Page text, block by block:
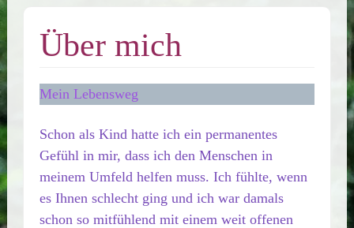
Über mich
Mein Lebensweg
Schon als Kind hatte ich ein permanentes
Gefühl in mir, dass ich den Menschen in
meinem Umfeld helfen muss. Ich fühlte, wenn
es Ihnen schlecht ging und ich war damals
schon so mitfühlend mit einem weit offenen